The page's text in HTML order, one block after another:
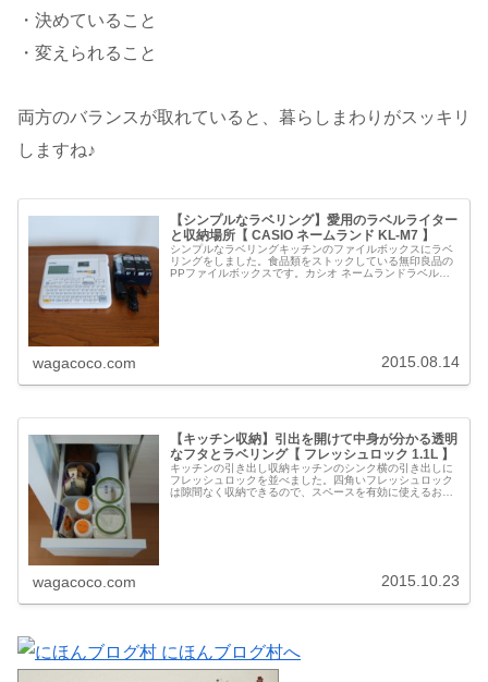
・決めていること
・変えられること
両方のバランスが取れていると、暮らしまわりがスッキリ
しますね♪
【シンプルなラベリング】愛用のラベルライター
と収納場所【 CASIO ネームランド KL-M7 】
シンプルなラベリングキッチンのファイルボックスにラベ
リングをしました。食品類をストックしている無印良品の
PPファイルボックスです。カシオ ネームランドラベルラ
wagacoco.com 2015.08.14
【キッチン収納】引出を開けて中身が分かる透明
なフタとラベリング【 フレッシュロック 1.1L 】
キッチンの引き出し収納キッチンのシンク横の引き出しに
フレッシュロックを並べました。四角いフレッシュロック
は隙間なく収納できるので、スペースを有効に使えるお気
wagacoco.com 2015.10.23